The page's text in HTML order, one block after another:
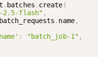
. batches . create (
2.5-flash" ,
. name,
: "batch_job-1" ,